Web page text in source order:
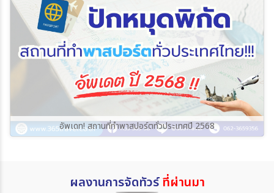
อัพเดท! สถานที่ทำพาสปอร์ตทั่วประเทศปี 2568
ผลงานการจัดทัวร์ที่ผ่านมา